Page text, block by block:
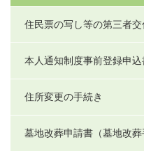
住民票の写し等の第三者
本人通知制度事前登録申込
住所変更の手続き
墓地改葬申請書（墓地改葬